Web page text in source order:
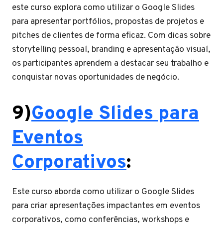
este curso explora como utilizar o Google Slides
para apresentar portfólios, propostas de projetos e
pitches de clientes de forma eficaz. Com dicas sobre
storytelling pessoal, branding e apresentação visual,
os participantes aprendem a destacar seu trabalho e
conquistar novas oportunidades de negócio.
9)Google Slides para
Eventos
Corporativos:
Este curso aborda como utilizar o Google Slides
para criar apresentações impactantes em eventos
corporativos, como conferências, workshops e